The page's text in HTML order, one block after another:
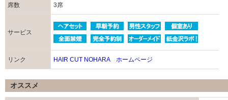
席数 3席
サービス
リンク HAIR CUT NOHARA ホームページ
オススメ